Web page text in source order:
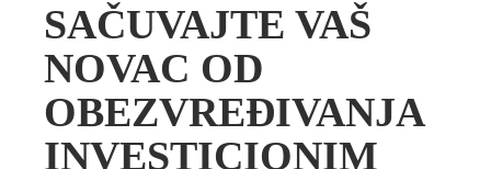
SAČUVAJTE VAŠ
NOVAC OD
OBEZVREĐIVANJA
INVESTICIONIM